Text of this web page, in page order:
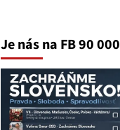
Je nás na FB 90 000